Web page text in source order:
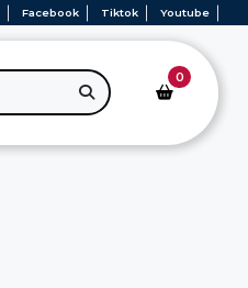
Facebook Tiktok Youtube
0